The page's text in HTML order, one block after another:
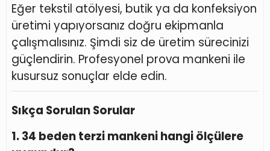
Eğer tekstil atölyesi, butik ya da konfeksiyon
üretimi yapıyorsanız doğru ekipmanla
çalışmalısınız. Şimdi siz de üretim sürecinizi
güçlendirin. Profesyonel prova mankeni ile
kusursuz sonuçlar elde edin.
Sıkça Sorulan Sorular
1. 34 beden terzi mankeni hangi ölçülere